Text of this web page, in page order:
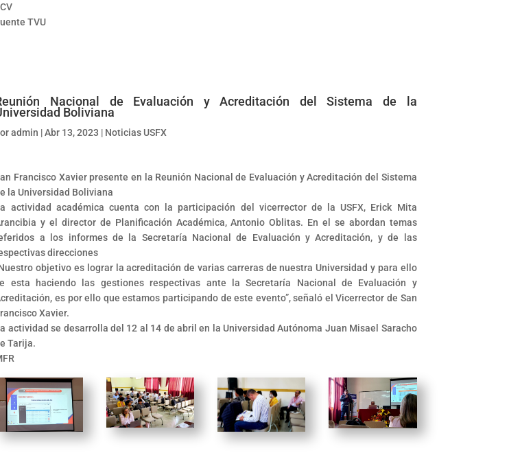
TVU
Nacional de Evaluación y Acreditación del Sistema de la
Boliviana
admin |Abr 13, 2023 | Noticias USFX
Francisco Xavier presente en la Reunión Nacional de Evaluación y Acreditación del Sistema
la Universidad Boliviana
actividad académica cuenta con la participación del vicerrector de la USFX, Erick Mita
y el director de Planificación Académica, Antonio Oblitas. En el se abordan temas
a los informes de la Secretaría Nacional de Evaluación y Acreditación, y de las
direcciones
objetivo es lograr la acreditación de varias carreras de nuestra Universidad y para ello
esta haciendo las gestiones respectivas ante la Secretaría Nacional de Evaluación y
es por ello que estamos participando de este evento”, señaló el Vicerrector de San
Xavier.
actividad se desarrolla del 12 al 14 de abril en la Universidad Autónoma Juan Misael Saracho
Tarija.